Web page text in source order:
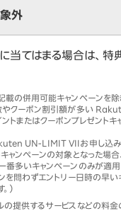
外
当てはまる場合は、特
載の併用可能キャンペーンを除
やクーポン割引額が多い
ントまたはクーポンプレゼント
UN-LIMIT VIIお申し込み
キャンペーンの対象となった場
番多いキャンペーンのみが適
ンを問わずエントリー日時の早
）
の提供するサービスなどの料